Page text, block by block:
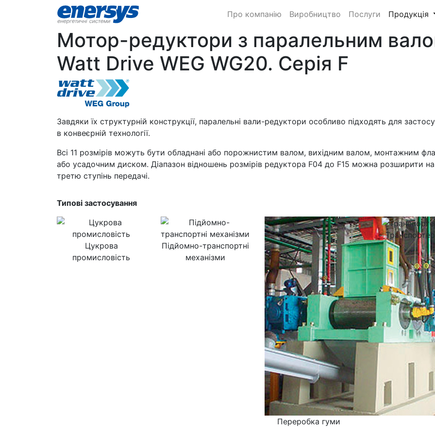
Про компанію Виробництво Послуги Продукція
Мотор-редуктори з паралельним
Watt Drive WEG WG20. Серія F
Завдяки їх структурній конструкції, паралельні вали-редуктори особливо підходять для
в конвеєрній технології.
Всі 11 розмірів можуть бути обладнані або порожнистим валом, вихідним валом, монтажним
або усадочним диском. Діапазон відношень розмірів редуктора F04 до F15 можна розширити на
третю ступінь передачі.
Типові застосування
Цукрова
промисловість
Підйомно-транспортні
механізми
Переробка гуми